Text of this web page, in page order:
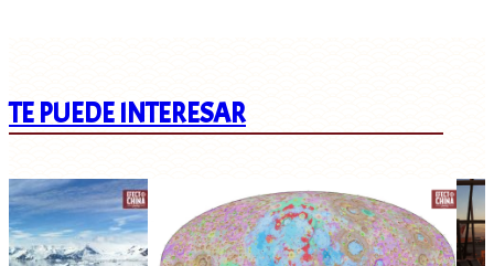
TE PUEDE INTERESAR